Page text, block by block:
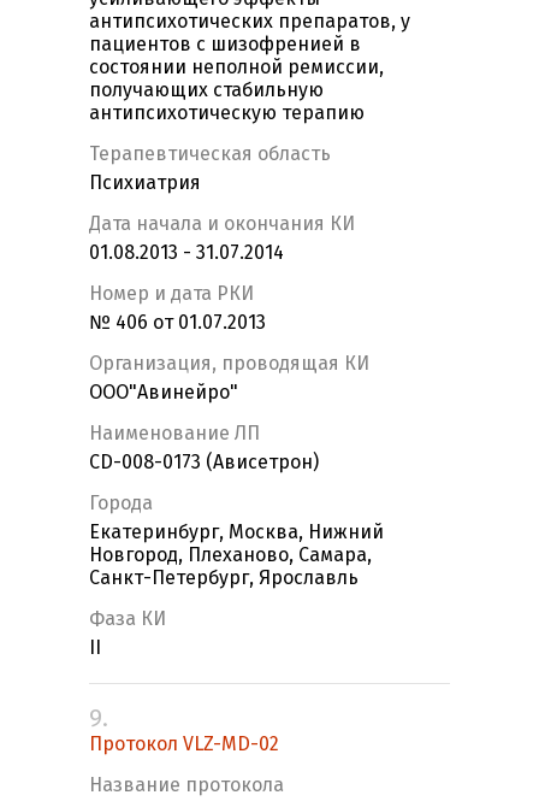
антипсихотических препаратов, у
пациентов с шизофренией в
состоянии неполной ремиссии,
получающих стабильную
антипсихотическую терапию
Терапевтическая область
Психиатрия
Дата начала и окончания КИ
01.08.2013 - 31.07.2014
Номер и дата РКИ
№ 406 от 01.07.2013
Организация, проводящая КИ
ООО"Авинейро"
Наименование ЛП
СD-008-0173 (Ависетрон)
Города
Екатеринбург, Москва, Нижний
Новгород, Плеханово, Самара,
Санкт-Петербург, Ярославль
Фаза КИ
9.
Протокол VLZ-MD-02
Название протокола